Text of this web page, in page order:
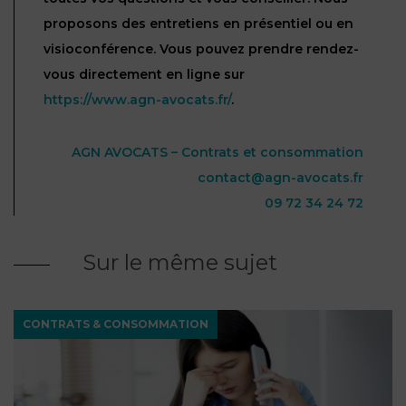
proposons des entretiens en présentiel ou en
visioconférence. Vous pouvez prendre rendez-
vous directement en ligne sur
https://www.agn-avocats.fr/.
AGN AVOCATS – Contrats et consommation
contact@agn-avocats.fr
09 72 34 24 72
Sur le même sujet
CONTRATS & CONSOMMATION